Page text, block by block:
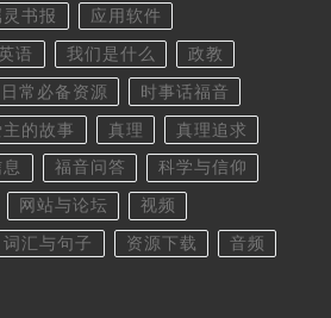
灵书报 应用软件
语 我们是什么 政教
日常必备资源 时事话福音
主的故事 真理 真理追求
福音问答 科学与信仰
网站与论坛 视频
词汇与句子 资源下载 音频